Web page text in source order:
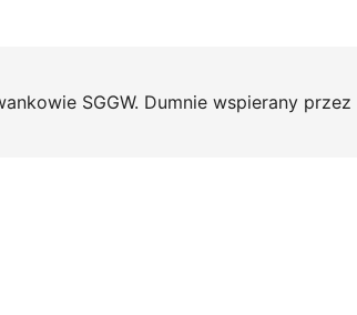
SGGW. Dumnie wspierany przez